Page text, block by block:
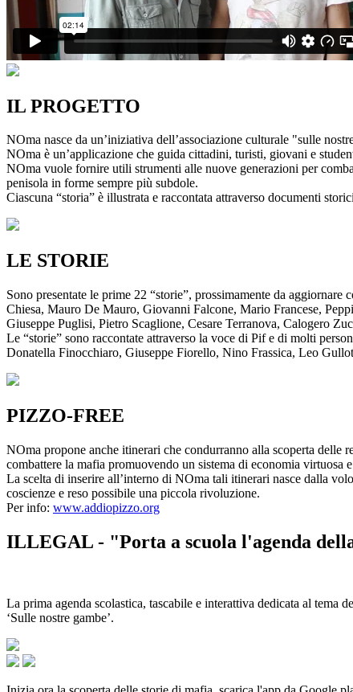
IL PROGETTO
NOma nasce da un’iniziativa dell’associazione culturale "sulle
NOma è un’applicazione che guida cittadini, turisti, giovani e
NOma vuole fornire utili strumenti alle nuove generazioni per
penisola in forme sempre più subdole.
Ciascuna “storia” è illustrata e raccontata attraverso documenti
LE STORIE
Sono presentate le prime 22 “storie”, prossimamente da
Chiesa, Mauro De Mauro, Giovanni Falcone, Mario Francese,
Giuseppe Puglisi, Pietro Scaglione, Cesare Terranova, Calogero
Le “storie” sono raccontate attraverso la voce di Pif e di molti
Donatella Finocchiaro, Giuseppe Fiorello, Nino Frassica, Leo
PIZZO-FREE
NOma propone anche itinerari che condurranno alla scoperta
combattere la mafia promuovendo un sistema di economia
La scelta di inserire all’interno di NOma tali itinerari nasce dalla
coscienze e reso possibile una piccola rivoluzione.
Per info: www.addiopizzo.org
ILLEGAL - "Porta a scuola l'agenda
La prima agenda scolastica, tascabile e interattiva dedicata al tema
‘Sulle nostre gambe’.